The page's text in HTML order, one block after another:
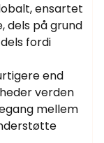
ensartet
dels på grund
fordi
end
verden
mellem